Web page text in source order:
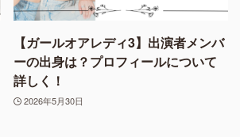
【ガールオアレディ3】出演者メンバ
ーの出身は？プロフィールについて
詳しく！
2026年5月30日